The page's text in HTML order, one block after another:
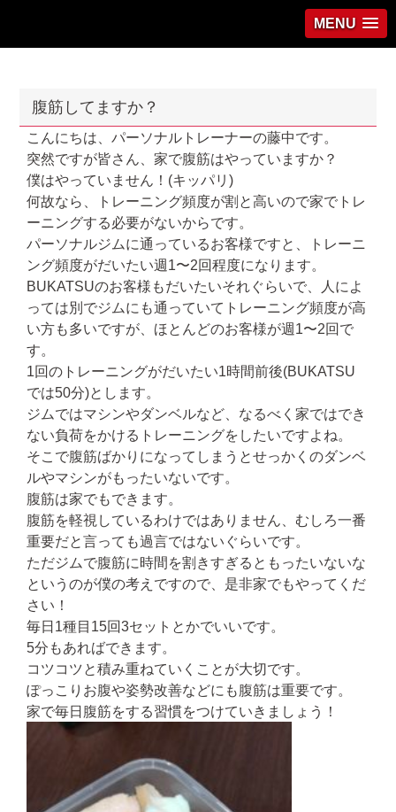
MENU
腹筋してますか？
こんにちは、パーソナルトレーナーの藤中です。
突然ですが皆さん、家で腹筋はやっていますか？
僕はやっていません！ (キッパリ)
何故なら、トレーニング頻度が割と高いので家でトレ
ーニングする必要がないからです。
パーソナルジムに通っているお客様ですと、トレーニ
ング頻度がだいたい週1〜2回程度になります。
BUKATSUのお客様もだいたいそれぐらいで、人によ
っては別でジムにも通っていてトレーニング頻度が高
い方も多いですが、ほとんどのお客様が週1〜2回で
す。
1回のトレーニングがだいたい1時間前後(BUKATSU
では50分)とします。
ジムではマシンやダンベルなど、なるべく家ではでき
ない負荷をかけるトレーニングをしたいですよね。
そこで腹筋ばかりになってしまうとせっかくのダンベ
ルやマシンがもったいないです。
腹筋は家でもできます。
腹筋を軽視しているわけではありません、むしろ一番
重要だと言っても過言ではないぐらいです。
ただジムで腹筋に時間を割きすぎるともったいないな
というのが僕の考えですので、是非家でもやってくだ
さい！
毎日1種目 15回3セットとかでいいです。
5分もあればできます。
コツコツと積み重ねていくことが大切です。
ぽっこりお腹や姿勢改善などにも腹筋は重要です。
家で毎日腹筋をする習慣をつけていきましょう！